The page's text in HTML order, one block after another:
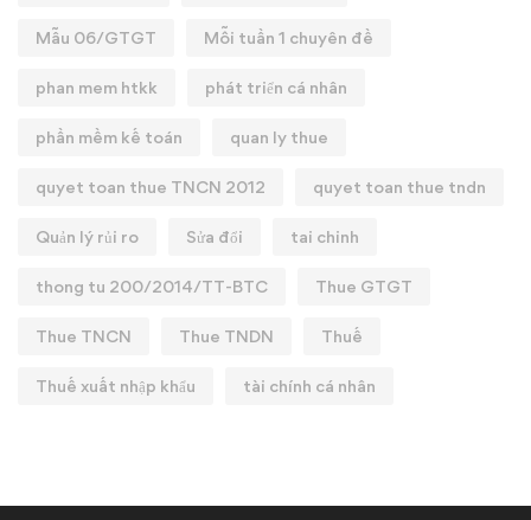
Mẫu 06/GTGT Mỗi tuần 1 chuyên đề
phan mem htkk phát triển cá nhân
phần mềm kế toán quan ly thue
quyet toan thue TNCN 2012 quyet toan thue tndn
Quản lý rủi ro Sửa đổi tai chinh
thong tu 200/2014/TT-BTC Thue GTGT
Thue TNCN Thue TNDN Thuế
Thuế xuất nhập khẩu tài chính cá nhân